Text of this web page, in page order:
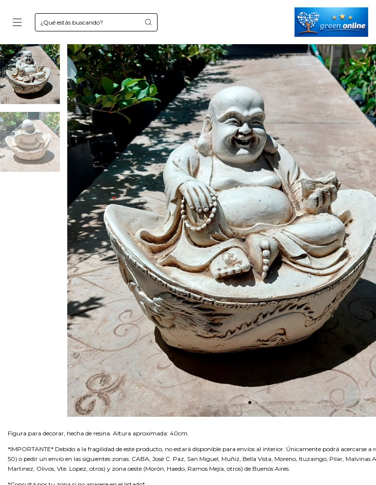
Figura para decorar, hecha de resina. Altura aproximada: 40cm.
*IMPORTANTE* Debido a la fragilidad de este producto, no estará disponible para envíos al interior. Únicamente podrá acercarse
50) o pedir un envío en las siguientes zonas: CABA, José C. Paz, San Miguel, Muñiz, Bella Vista, Moreno, Ituzaingo, Pilar,
Martinez, Olivos, Vte. Lopez, otros) y zona oeste (Morón, Haedo, Ramos Mejía, otros) de Buenos Aires.